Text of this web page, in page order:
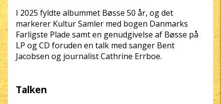
I 2025 fyldte albummet Bøsse 50 år, og det
markerer Kultur Samler med bogen Danmarks
Farligste Plade samt en genudgivelse af Bøsse på
LP og CD foruden en talk med sanger Bent
Jacobsen og journalist Cathrine Errboe.
Talken